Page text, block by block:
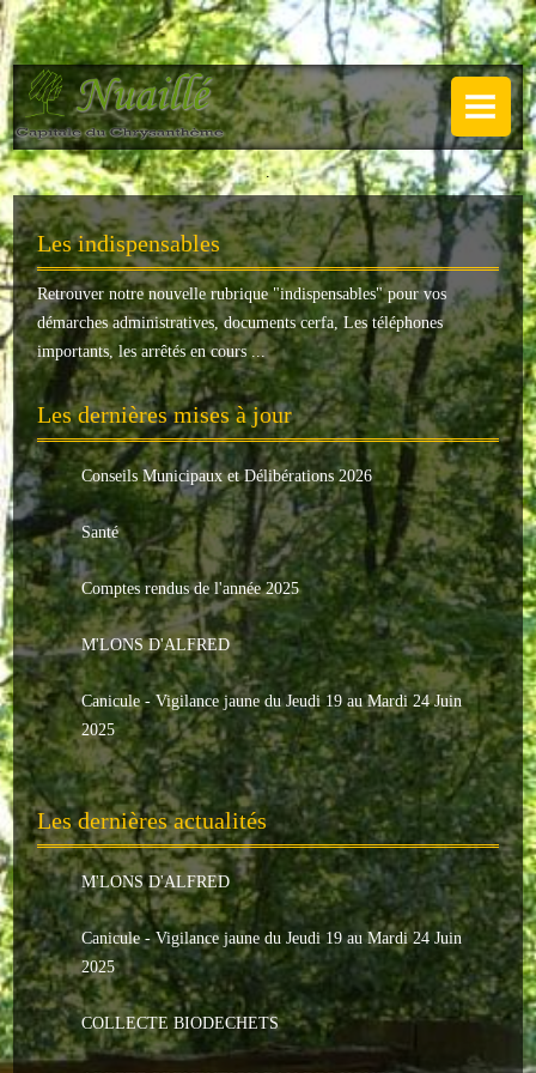
NUAILLÉ
Plan de Nuaillé
Sentiers pédestres
Guide annuel
Histoire
Galerie
LA MAIRIE
Horaires
Agence postale
Le conseil municipal
Les élus
Les commissions
Les comptes rendus
Le personnel communal
L'Echo de Nuaillé
Tarifs et locations
Galeries photos
INDISPENSABLES
Nouveaux arrivants
.
Les indispensables
Retrouver notre nouvelle rubrique "indispensables" pour vos
démarches administratives, documents cerfa, Les téléphones
importants, les arrêtés en cours ...
Les dernières mises à jour
Conseils Municipaux et Délibérations 2026
Santé
Comptes rendus de l'année 2025
M'LONS D'ALFRED
Canicule - Vigilance jaune du Jeudi 19 au Mardi 24 Juin
2025
Les dernières actualités
M'LONS D'ALFRED
Canicule - Vigilance jaune du Jeudi 19 au Mardi 24 Juin
2025
COLLECTE BIODECHETS